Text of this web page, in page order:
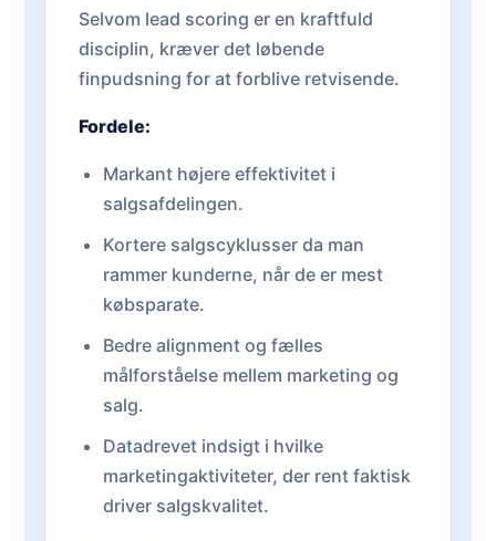
Selvom lead scoring er en kraftfuld
disciplin, kræver det løbende
finpudsning for at forblive retvisende.
Fordele:
Markant højere effektivitet i
salgsafdelingen.
Kortere salgscyklusser da man
rammer kunderne, når de er mest
købsparate.
Bedre alignment og fælles
målforståelse mellem marketing og
salg.
Datadrevet indsigt i hvilke
marketingaktiviteter, der rent faktisk
driver salgskvalitet.